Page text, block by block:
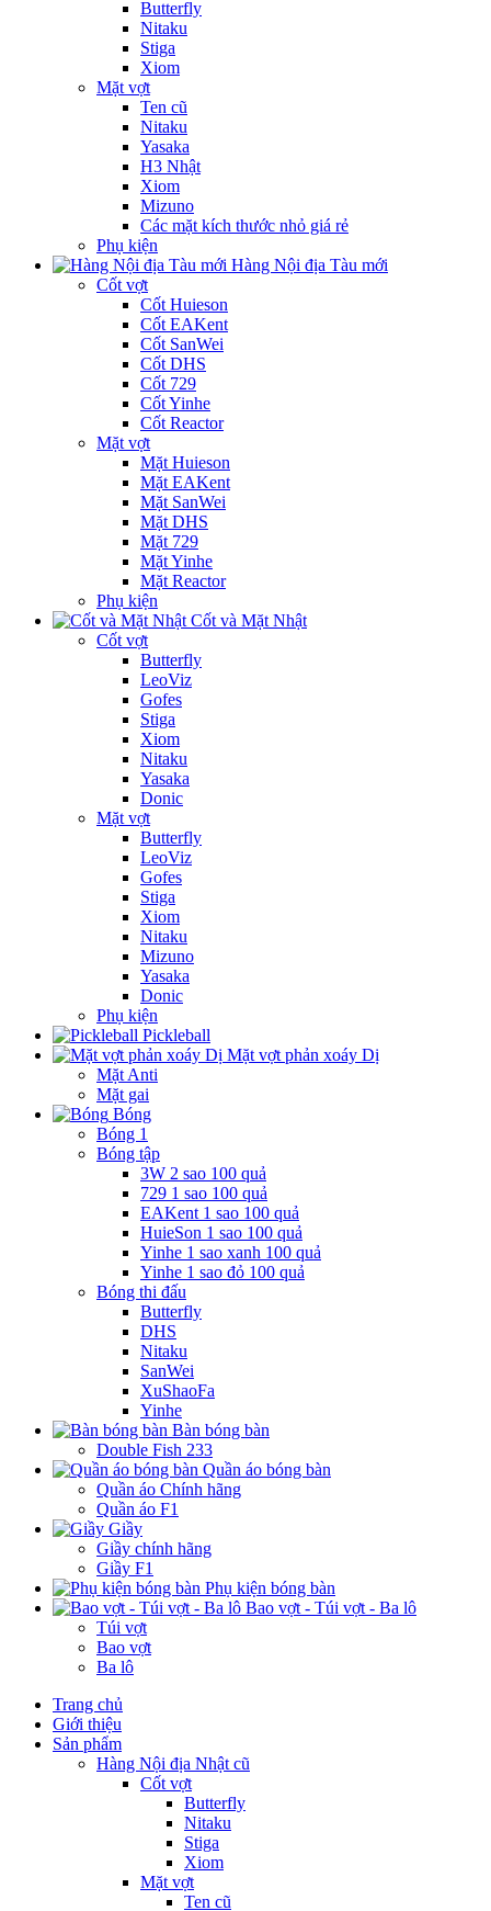
Butterfly
Nitaku
Stiga
Xiom
Mặt vợt
Ten cũ
Nitaku
Yasaka
H3 Nhật
Xiom
Mizuno
Các mặt kích thước nhỏ giá rẻ
Phụ kiện
Hàng Nội địa Tàu mới
Cốt vợt
Cốt Huieson
Cốt EAKent
Cốt SanWei
Cốt DHS
Cốt 729
Cốt Yinhe
Cốt Reactor
Mặt vợt
Mặt Huieson
Mặt EAKent
Mặt SanWei
Mặt DHS
Mặt 729
Mặt Yinhe
Mặt Reactor
Phụ kiện
Cốt và Mặt Nhật
Cốt vợt
Butterfly
LeoViz
Gofes
Stiga
Xiom
Nitaku
Yasaka
Donic
Mặt vợt
Butterfly
LeoViz
Gofes
Stiga
Xiom
Nitaku
Mizuno
Yasaka
Donic
Phụ kiện
Pickleball
Mặt vợt phản xoáy Dị
Mặt Anti
Mặt gai
Bóng
Bóng 1
Bóng tập
3W 2 sao 100 quả
729 1 sao 100 quả
EAKent 1 sao 100 quả
HuieSon 1 sao 100 quả
Yinhe 1 sao xanh 100 quả
Yinhe 1 sao đỏ 100 quả
Bóng thi đấu
Butterfly
DHS
Nitaku
SanWei
XuShaoFa
Yinhe
Bàn bóng bàn
Double Fish 233
Quần áo bóng bàn
Quần áo Chính hãng
Quần áo F1
Giầy
Giầy chính hãng
Giầy F1
Phụ kiện bóng bàn
Bao vợt - Túi vợt - Ba lô
Túi vợt
Bao vợt
Ba lô
Trang chủ
Giới thiệu
Sản phẩm
Hàng Nội địa Nhật cũ
Cốt vợt
Butterfly
Nitaku
Stiga
Xiom
Mặt vợt
Ten cũ